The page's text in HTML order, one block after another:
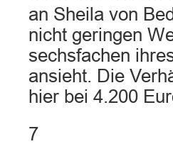
an Sheila von
nicht geringen
sechsfachen
ansieht. Die
hier bei 4.200
7